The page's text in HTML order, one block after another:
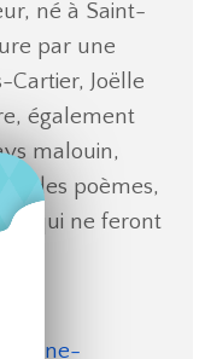
né à Saint-
par une
Cartier, Joëlle
également
malouin,
des poèmes,
qui ne feront